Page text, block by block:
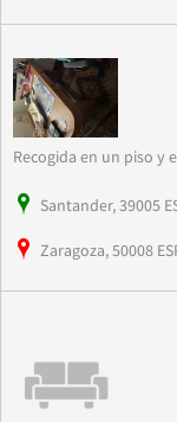
Recogida en un piso y
Santander, 39005
Zaragoza, 50008